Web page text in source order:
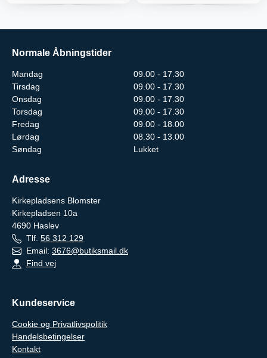
Normale Åbningstider
Mandag
09.00 - 17.30
Tirsdag
09.00 - 17.30
Onsdag
09.00 - 17.30
Torsdag
09.00 - 17.30
Fredag
09.00 - 18.00
Lørdag
08.30 - 13.00
Søndag
Lukket
Adresse
Kirkepladsens Blomster
Kirkepladsen 10a
4690 Haslev
Tlf. 56 312 129
Email: 3676@butiksmail.dk
Find vej
Kundeservice
Cookie og Privatlivspolitik
Handelsbetingelser
Kontakt